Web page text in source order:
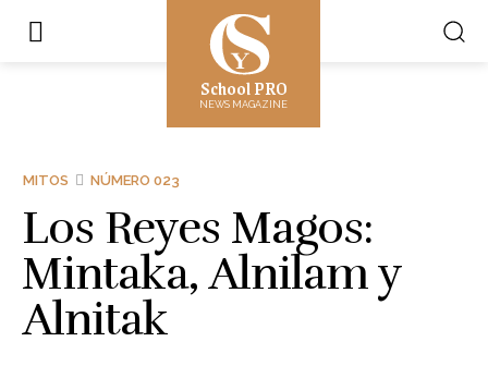
School PRO
NEWS MAGAZINE
MITOS NÚMERO 023
Los Reyes Magos:
Mintaka, Alnilam y
Alnitak